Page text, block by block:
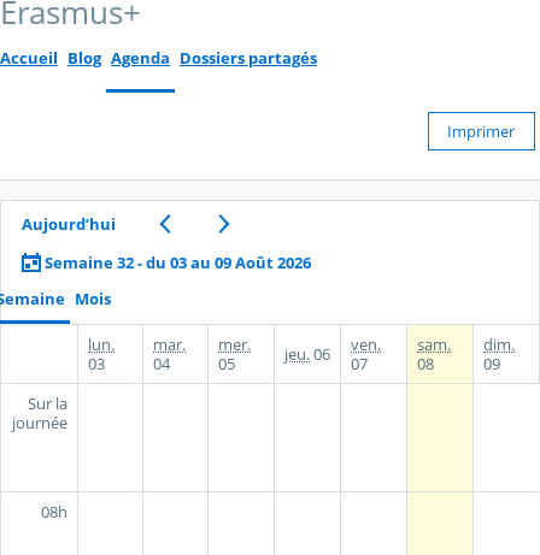
Erasmus+
Accueil Blog Agenda Dossiers partagés
Imprimer
Aujourd’hui
Semaine 32 - du 03 au 09 Août 2026
Mois
lun.
03
mar.
04
mer.
05
jeu.06
ven.
07
sam.
08
dim.
09
Sur la
journée
08h